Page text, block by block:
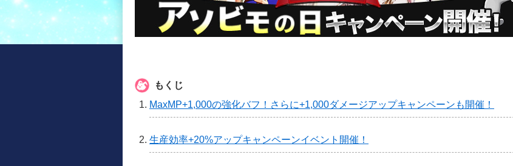
もくじ
MaxMP+1,000の強化バフ！さらに+1,000ダメージアップキャンペーンも開催！
生産効率+20%アップキャンペーンイベント開催！